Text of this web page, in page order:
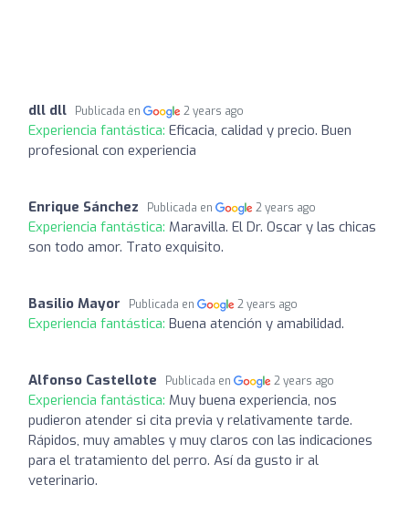
dll dll Publicada en 2 years ago
Experiencia fantástica: Eficacia, calidad y precio. Buen
profesional con experiencia
Enrique Sánchez Publicada en 2 years ago
Experiencia fantástica: Maravilla. El Dr. Oscar y las chicas
son todo amor. Trato exquisito.
Basilio Mayor Publicada en 2 years ago
Experiencia fantástica: Buena atención y amabilidad.
Alfonso Castellote Publicada en 2 years ago
Experiencia fantástica: Muy buena experiencia, nos
pudieron atender si cita previa y relativamente tarde.
Rápidos, muy amables y muy claros con las indicaciones
para el tratamiento del perro. Así da gusto ir al
veterinario.